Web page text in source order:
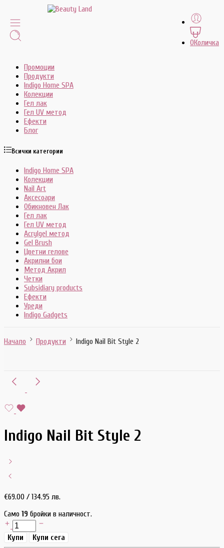
0Количка
Промоции
Продукти
Indigo Home SPA
Колекции
Гел лак
Гел UV метод
Ефекти
Блог
Всички категории
Indigo Home SPA
Колекции
Nail Art
Аксесоари
Обикновен Лак
Гел лак
Гел UV метод
Acrylgel метод
Gel Brush
Цветни гелове
Акрилни бои
Метод Акрил
Четки
Subsidiary products
Ефекти
Уреди
Indigo Gadgets
Начало Продукти Indigo Nail Bit Style 2
Indigo Nail Bit Style 2
€69.00 / 134.95 лв.
Само 19 бройки в наличност.
Купи Купи сега